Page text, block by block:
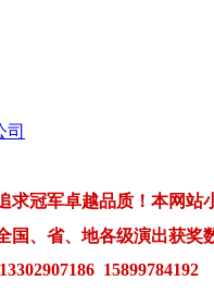
司
求冠军卓越品质！本网站
国、省、地各级演出获奖
15899784192